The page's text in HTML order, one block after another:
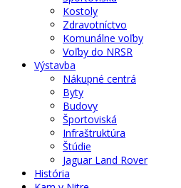
Kostoly
Zdravotníctvo
Komunálne voľby
Voľby do NRSR
Výstavba
Nákupné centrá
Byty
Budovy
Športoviská
Infraštruktúra
Štúdie
Jaguar Land Rover
História